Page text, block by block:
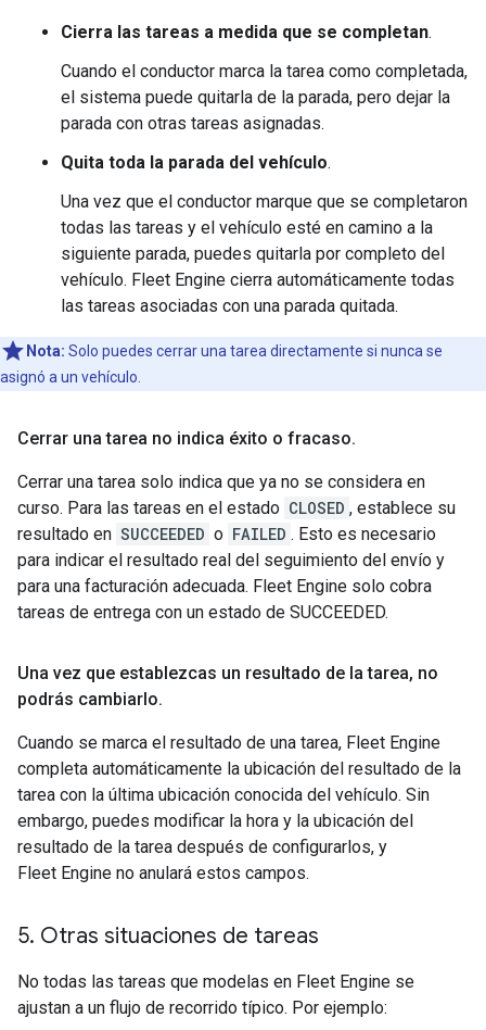
Cierra las tareas a medida que se completan.
Cuando el conductor marca la tarea como completada,
el sistema puede quitarla de la parada, pero dejar la
parada con otras tareas asignadas.
Quita toda la parada del vehículo.
Una vez que el conductor marque que se completaron
todas las tareas y el vehículo esté en camino a la
siguiente parada, puedes quitarla por completo del
vehículo. Fleet Engine cierra automáticamente todas
las tareas asociadas con una parada quitada.
Nota: Solo puedes cerrar una tarea directamente si nunca se
asignó a un vehículo.
Cerrar una tarea no indica éxito o fracaso.
Cerrar una tarea solo indica que ya no se considera en
curso. Para las tareas en el estado CLOSED , establece su
resultado en SUCCEEDED o FAILED . Esto es necesario
para indicar el resultado real del seguimiento del envío y
para una facturación adecuada. Fleet Engine solo cobra
tareas de entrega con un estado de SUCCEEDED.
Una vez que establezcas un resultado de la tarea, no
podrás cambiarlo.
Cuando se marca el resultado de una tarea, Fleet Engine
completa automáticamente la ubicación del resultado de la
tarea con la última ubicación conocida del vehículo. Sin
embargo, puedes modificar la hora y la ubicación del
resultado de la tarea después de configurarlos, y
Fleet Engine no anulará estos campos.
5. Otras situaciones de tareas
No todas las tareas que modelas en Fleet Engine se
ajustan a un flujo de recorrido típico. Por ejemplo: